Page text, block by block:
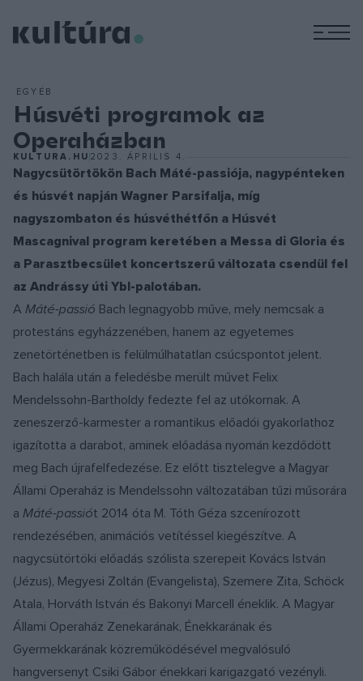
EGYÉB
Húsvéti programok az
Operaházban
KULTURA.HU 2023. ÁPRILIS 4.
Nagycsütörtökön Bach Máté-passiója, nagypénteken
és húsvét napján Wagner Parsifalja, míg
nagyszombaton és húsvéthétfőn a Húsvét
Mascagnival program keretében a Messa di Gloria és
a Parasztbecsület koncertszerű változata csendül fel
az Andrássy úti Ybl-palotában.
A Máté-passió Bach legnagyobb műve, mely nemcsak a
protestáns egyházzenében, hanem az egyetemes
zenetörténetben is felülmúlhatatlan csúcspontot jelent.
Bach halála után a feledésbe merült művet Felix
Mendelssohn-Bartholdy fedezte fel az utókornak. A
zeneszerző-karmester a romantikus előadói gyakorlathoz
igazította a darabot, aminek előadása nyomán kezdődött
meg Bach újrafelfedezése. Ez előtt tisztelegve a Magyar
Állami Operaház is Mendelssohn változatában tűzi műsorára
a Máté-passiót 2014 óta M. Tóth Géza szcenírozott
rendezésében, animációs vetítéssel kiegészítve. A
nagycsütörtöki előadás szólista szerepeit Kovács István
(Jézus), Megyesi Zoltán (Evangelista), Szemere Zita, Schöck
Atala, Horváth István és Bakonyi Marcell éneklik. A Magyar
Állami Operaház Zenekarának, Énekkarának és
Gyermekkarának közreműködésével megvalósuló
hangversenyt Csiki Gábor énekkari karigazgató vezényli.